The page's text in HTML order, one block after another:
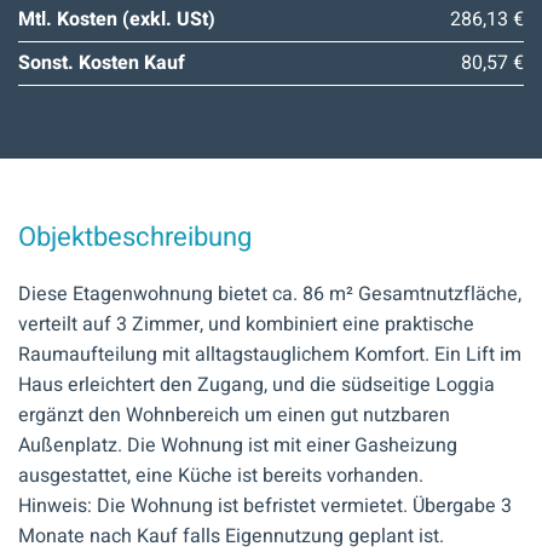
Mtl. Kosten (exkl. USt)
286,13 €
Sonst. Kosten Kauf
80,57 €
Objektbeschreibung
Diese Etagenwohnung bietet ca. 86 m² Gesamtnutzfläche,
verteilt auf 3 Zimmer, und kombiniert eine praktische
Raumaufteilung mit alltagstauglichem Komfort. Ein Lift im
Haus erleichtert den Zugang, und die südseitige Loggia
ergänzt den Wohnbereich um einen gut nutzbaren
Außenplatz. Die Wohnung ist mit einer Gasheizung
ausgestattet, eine Küche ist bereits vorhanden.
Hinweis: Die Wohnung ist befristet vermietet. Übergabe 3
Monate nach Kauf falls Eigennutzung geplant ist.